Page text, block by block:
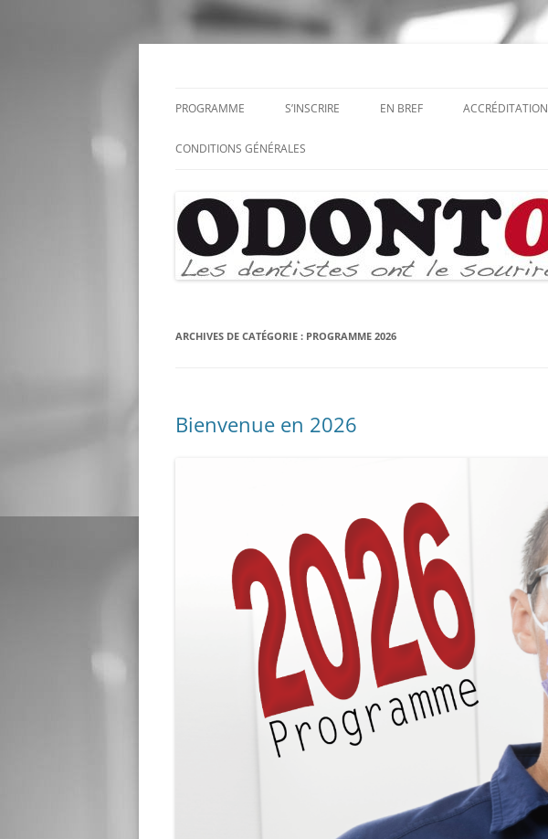
Aller
PROGRAMME S’INSCRIRE EN BREF ACCRÉDITATION
CONDITIONS GÉNÉRALES
ARCHIVES DE CATÉGORIE : PROGRAMME 2026
Bienvenue en 2026